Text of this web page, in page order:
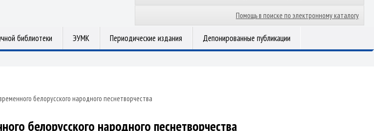
Помощь в поиске по электронному каталогу
библиотеки ЭУМК Периодические издания Депонированные публикации
белорусского народного песнетворчества
белорусского народного песнетворчества